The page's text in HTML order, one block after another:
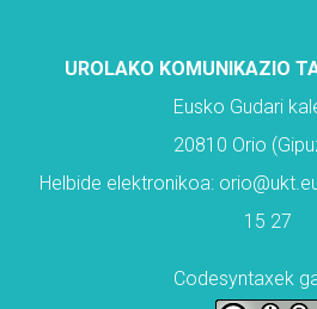
UROLAKO KOMUNIKAZIO
Eusko Gudari
20810 Orio
Helbide elektronikoa:
15 27
Codesyntaxek